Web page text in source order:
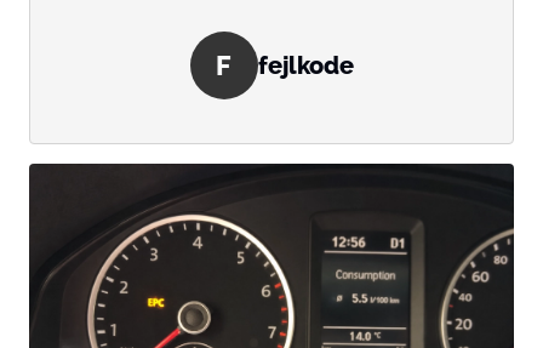
F fejlkode